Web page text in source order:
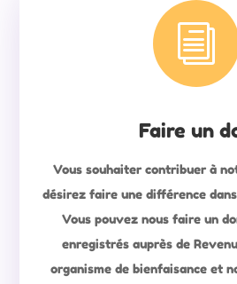
i
Faire un
Vous souhaiter contribuer à
désirez faire une différence
Vous pouvez nous faire un
enregistrés auprès de
organisme de bienfaisance et